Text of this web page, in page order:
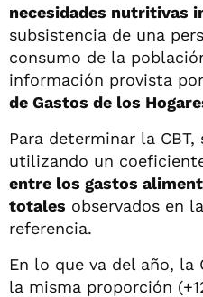
necesidades nutritivas
subsistencia de una
consumo de la
información provista
de Gastos de los
Para determinar la CBT,
utilizando un
entre los gastos
totales observados en
referencia.
En lo que va del año, la
la misma proporción